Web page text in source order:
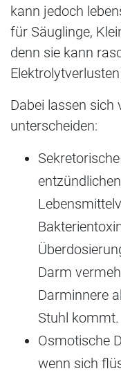
kann jedoch
für Säuglinge,
denn sie kann
Dabei lassen sich
unterscheiden:
Darm
Darminnere
Stuhl kommt.
Osmotische
wenn sich